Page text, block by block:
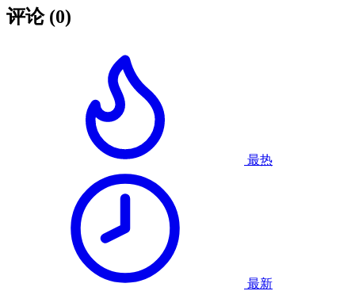
评论 (0)
最热
最新